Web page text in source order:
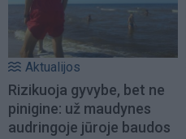
Aktualijos
Rizikuoja gyvybe, bet ne
pinigine: už maudynes
audringoje jūroje baudos